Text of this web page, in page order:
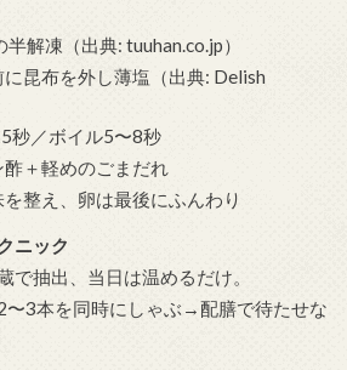
解凍（出典: tuuhan.co.jp）
昆布を外し薄塩（出典: Delish
秒／ボイル5〜8秒
＋軽めのごまだれ
整え、卵は最後にふんわり
ニック
で抽出、当日は温めるだけ。
〜3本を同時にしゃぶ→配膳で待たせな